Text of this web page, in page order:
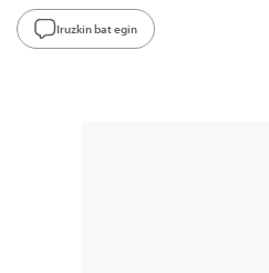
Iruzkin bat egin